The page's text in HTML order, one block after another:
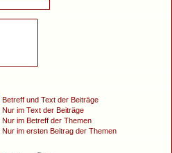
Betreff und Text der Beiträge
Nur im Text der Beiträge
Nur im Betreff der Themen
Nur im ersten Beitrag der Themen